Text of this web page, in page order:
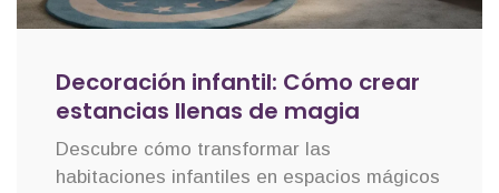
Decoración infantil: Cómo crear
estancias llenas de magia
Descubre cómo transformar las
habitaciones infantiles en espacios mágicos